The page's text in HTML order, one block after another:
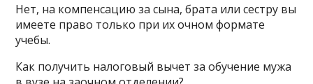
Нет, на компенсацию за сына, брата или сестру вы
имеете право только при их очном формате
учебы.
Как получить налоговый вычет за обучение мужа